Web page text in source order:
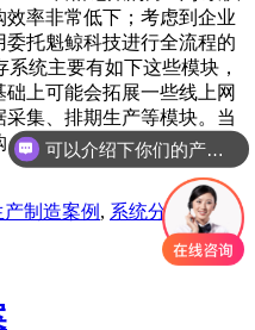
率非常低下；考虑到企业
托魁鲸科技进行全流程的
统主要有如下这些模块，
上可能会拓展一些线上网
集、排期生产等模块。当
销售、库存管理问题进行
产制造案例 , 系统分类方案
可以介绍下你们的产品么